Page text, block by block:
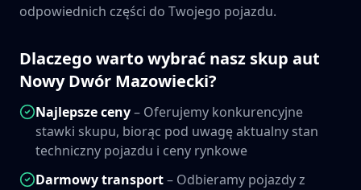
odpowiednich części do Twojego pojazdu.
Dlaczego warto wybrać nasz skup aut
Nowy Dwór Mazowiecki?
Najlepsze ceny– Oferujemy konkurencyjne
stawki skupu, biorąc pod uwagę aktualny stan
techniczny pojazdu i ceny rynkowe
Darmowy transport– Odbieramy pojazdy z